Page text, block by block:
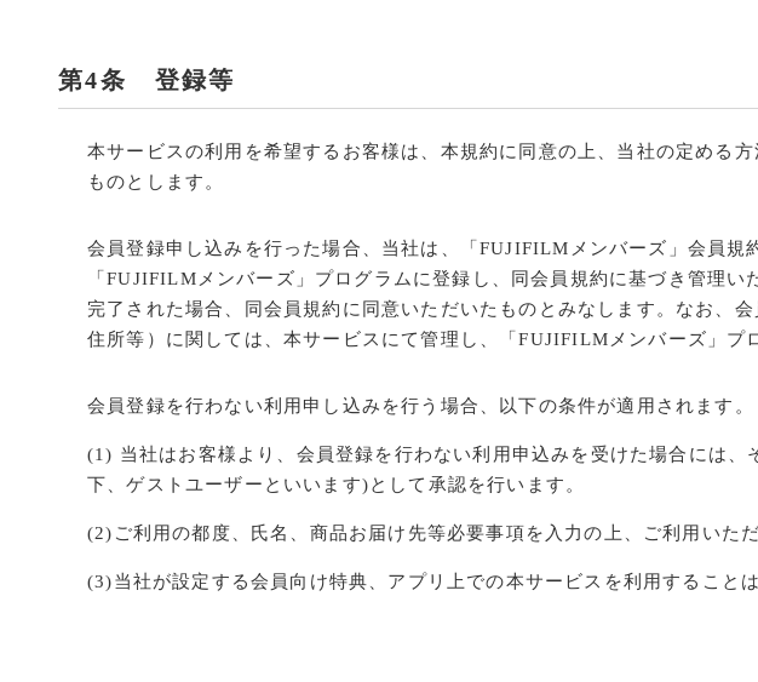
第4条 登録等
本サービスの利用を希望するお客様は、本規約に同意の上、当社の定める
ものとします。
会員登録申し込みを行った場合、当社は、「FUJIFILMメンバーズ」会員
「FUJIFILMメンバーズ」プログラムに登録し、同会員規約に基づき管理
完了された場合、同会員規約に同意いただいたものとみなします。なお、
住所等）に関しては、本サービスにて管理し、「FUJIFILMメンバーズ」プ
会員登録を行わない利用申し込みを行う場合、以下の条件が適用されます。
(1) 当社はお客様より、会員登録を行わない利用申込みを受けた場合には
下、ゲストユーザーといいます)として承認を行います。
(2)ご利用の都度、氏名、商品お届け先等必要事項を入力の上、ご利用いただ
(3)当社が設定する会員向け特典、アプリ上での本サービスを利用することは